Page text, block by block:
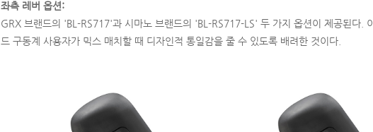
좌측 레버 옵션:
GRX 브랜드의 'BL-RS717'과 시마노 브랜드의 'BL-RS717-LS' 두 가지 옵션이 제공된다.
드 구동계 사용자가 믹스 매치할 때 디자인적 통일감을 줄 수 있도록 배려한 것이다.